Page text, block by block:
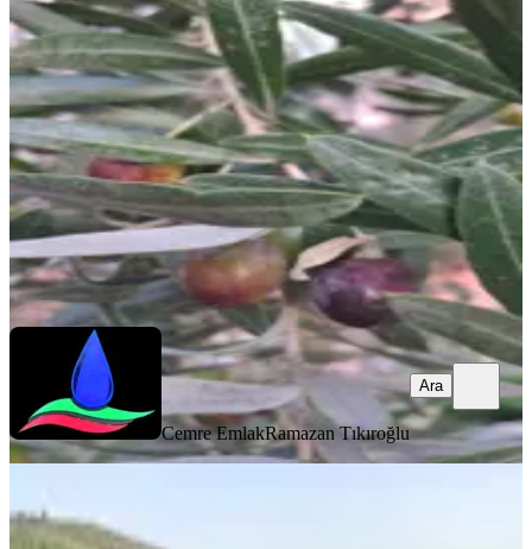
Denizli Kale İlçesinde Satılık Zeytinli
Kale, Çamlarca Mahallesi
11185 m²·206/m²·10.11.2025
2.300.000 ₺
Cemre EmlakRamazan Tıkıroğlu
Ara
Cemre EmlakRamazan Tıkıroğlu
Ara